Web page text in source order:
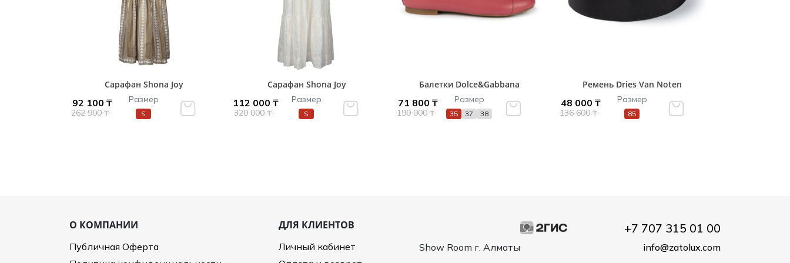
Сарафан Shona Joy
92 100 ₸
262 900 ₸
Размер
S
Сарафан Shona Joy
112 000 ₸
320 000 ₸
Размер
S
Балетки Dolce&Gabbana
71 800 ₸
190 000 ₸
Размер
35 37 38
Ремень Dries Van Noten
48 000 ₸
136 600 ₸
Размер
85
О КОМПАНИИ
Публичная Оферта
ДЛЯ КЛИЕНТОВ
Личный кабинет
Show Room г. Алматы
+7 707 315 01 00
info@zatolux.com